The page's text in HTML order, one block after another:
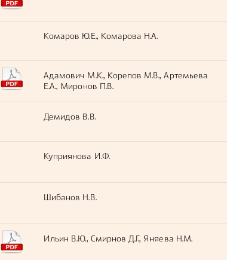
Комаров Ю.Е., Комарова Н.А.
Адамович М.К., Корепов М.В., Артемьева
Е.А., Миронов П.В.
Демидов В.В.
Куприянова И.Ф.
Шибанов Н.В.
Ильин В.Ю., Смирнов Д.Г., Яняева Н.М.